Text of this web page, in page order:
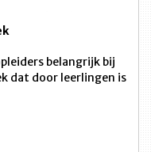
belangrijk bij
dat door leerlingen is